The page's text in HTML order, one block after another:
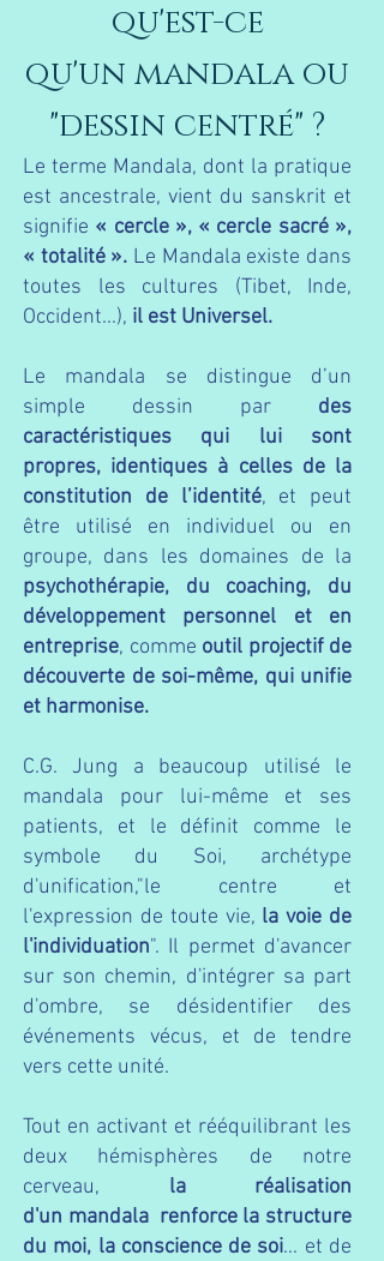
qu'est-ce
qu'un mandala ou
"dessin centré" ?
Le terme Mandala, dont la pratique
est ancestrale, vient du sanskrit et
signifie « cercle », « cercle sacré »,
« totalité ». Le Mandala existe dans
toutes les cultures (Tibet, Inde,
Occident...), il est Universel.
Le mandala se distingue d’un
simple dessin par des
caractéristiques qui lui sont
propres, identiques à celles de la
constitution de l’identité, et peut
être utilisé en individuel ou en
groupe, dans les domaines de la
psychothérapie, du coaching, du
développement personnel et en
entreprise, comme outil projectif de
découverte de soi-même, qui unifie
et harmonise.
C.G. Jung a beaucoup utilisé le
mandala pour lui-même et ses
patients, et le définit comme le
symbole du Soi, archétype
d'unification,"le centre et
l'expression de toute vie, la voie de
l'individuation". Il permet d'avancer
sur son chemin, d'intégrer sa part
d'ombre, se désidentifier des
événements vécus, et de tendre
vers cette unité.
Tout en activant et rééquilibrant les
deux hémisphères de notre
cerveau, la réalisation
d'un mandala renforcela structure
du moi, la conscience de soi... et de